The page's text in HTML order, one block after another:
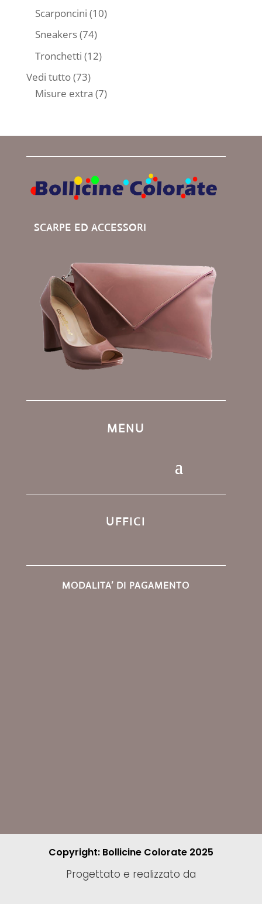
prodotto
Scarponcini 1010
Sneakers 7474
prodotti
Tronchetti 1212
Vedi tutto 7373
prodotti
Misure extra 77
SCARPE ED ACCESSORI
MENU
UFFICI
MODALITA’ DI PAGAMENTO
Copyright: Bollicine Colorate 2025
Progettato e realizzato da